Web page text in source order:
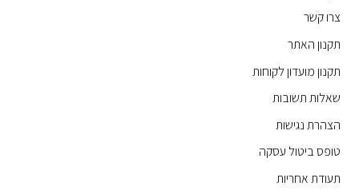
צרו קשר
תקנון האתר
תקנון מועדון לקוחות
שאלות תשובות
הצהרת נגישות
טופס ביטול עסקה
תעודת אחריות